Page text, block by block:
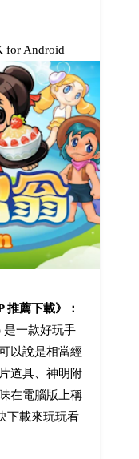
for Android
推薦下載》：
是一款好玩手
以說是相當經
道具、神明附
在電腦版上稱
下載來玩玩看